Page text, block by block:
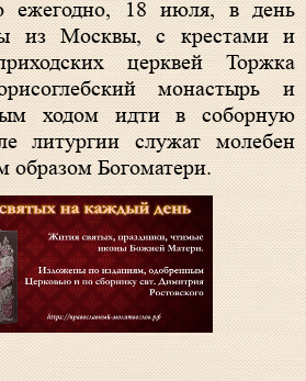
ежегодно, 18 июля, в день
из Москвы, с крестами и
церквей Торжка
монастырь и
ходом идти в соборную
литургии служат молебен
образом Богоматери.